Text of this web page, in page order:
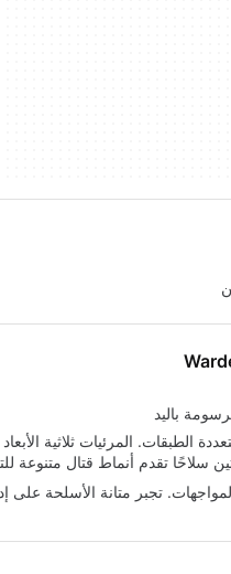
باليد
الطبقات. المرئيات ثلاثية
تقدم أنماط قتال متنوعة